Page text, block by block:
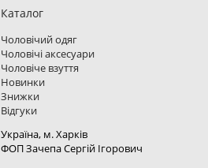
Каталог
Чоловічий одяг
Чоловічі аксесуари
Чоловіче взуття
Новинки
Знижки
Відгуки
Україна, м. Харкiв
ФОП Зачепа Сергій Ігорович